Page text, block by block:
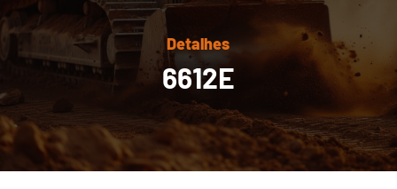
Detalhes
6612E